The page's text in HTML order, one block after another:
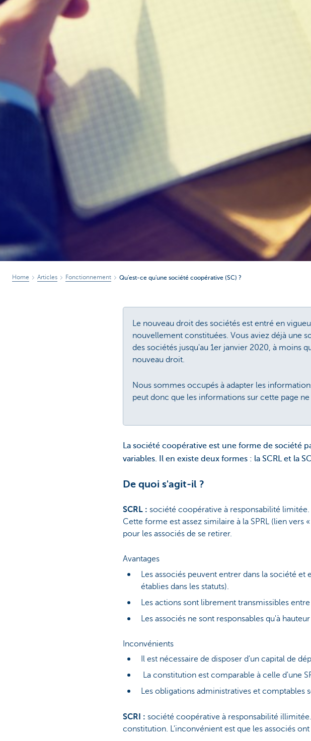
Home Articles Fonctionnement Qu'est-ce qu'une société coopérative (SC) ?
Le nouveau droit des sociétés est entré en
nouvellement constituées. Vous aviez déjà une
des sociétés jusqu'au 1er janvier 2020, à moins
nouveau droit.
Nous sommes occupés à adapter les
peut donc que les informations sur cette page ne
La société coopérative est une forme de société
variables. Il en existe deux formes : la SCRL et la
De quoi s'agit-il ?
SCRL : société coopérative à responsabilité
Cette forme est assez similaire à la SPRL (lien vers
pour les associés de se retirer.
Avantages
Les associés peuvent entrer dans la société
établies dans les statuts).
Les actions sont librement transmissibles entre
Les associés ne sont responsables qu'à
Inconvénients
Il est nécessaire de disposer d'un capital de
La constitution est comparable à celle d'une
Les obligations administratives et comptables
SCRI : société coopérative à responsabilité
constitution. L'inconvénient est que les associés